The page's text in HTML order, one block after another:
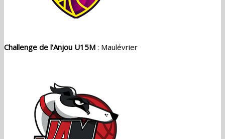
Challenge de l'Anjou U15M : Maulévrier